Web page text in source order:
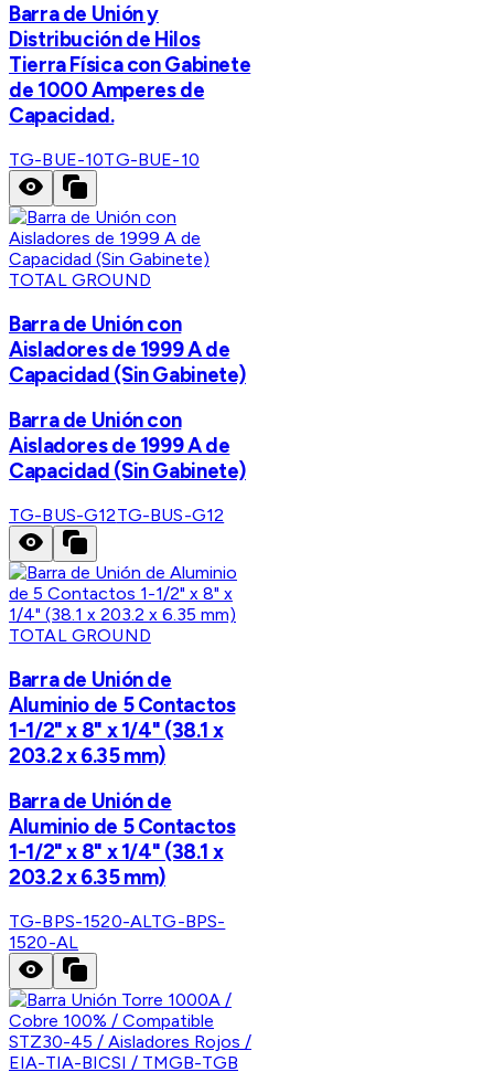
Barra de Unión y
Distribución de Hilos
Tierra Física con Gabinete
de 1000 Amperes de
Capacidad.
TG-BUE-10TG-BUE-10
TOTAL GROUND
Barra de Unión con
Aisladores de 1999 A de
Capacidad (Sin Gabinete)
Barra de Unión con
Aisladores de 1999 A de
Capacidad (Sin Gabinete)
TG-BUS-G12TG-BUS-G12
TOTAL GROUND
Barra de Unión de
Aluminio de 5 Contactos
1-1/2" x 8" x 1/4" (38.1 x
203.2 x 6.35 mm)
Barra de Unión de
Aluminio de 5 Contactos
1-1/2" x 8" x 1/4" (38.1 x
203.2 x 6.35 mm)
TG-BPS-1520-ALTG-BPS-
1520-AL